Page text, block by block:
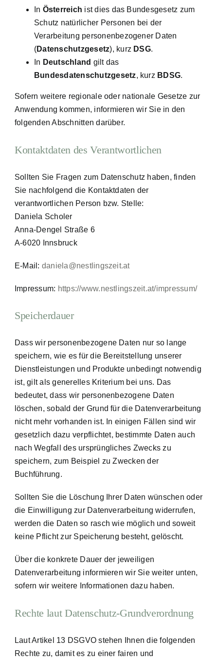
In Österreich ist dies das Bundesgesetz zum
Schutz natürlicher Personen bei der
Verarbeitung personenbezogener Daten
(Datenschutzgesetz), kurz DSG.
In Deutschland gilt das
Bundesdatenschutzgesetz, kurz BDSG.
Sofern weitere regionale oder nationale Gesetze zur
Anwendung kommen, informieren wir Sie in den
folgenden Abschnitten darüber.
Kontaktdaten des Verantwortlichen
Sollten Sie Fragen zum Datenschutz haben, finden
Sie nachfolgend die Kontaktdaten der
verantwortlichen Person bzw. Stelle:
Daniela Scholer
Anna-Dengel Straße 6
A-6020 Innsbruck
E-Mail: daniela@nestlingszeit.at
Impressum: https://www.nestlingszeit.at/impressum/
Speicherdauer
Dass wir personenbezogene Daten nur so lange
speichern, wie es für die Bereitstellung unserer
Dienstleistungen und Produkte unbedingt notwendig
ist, gilt als generelles Kriterium bei uns. Das
bedeutet, dass wir personenbezogene Daten
löschen, sobald der Grund für die Datenverarbeitung
nicht mehr vorhanden ist. In einigen Fällen sind wir
gesetzlich dazu verpflichtet, bestimmte Daten auch
nach Wegfall des ursprüngliches Zwecks zu
speichern, zum Beispiel zu Zwecken der
Buchführung.
Sollten Sie die Löschung Ihrer Daten wünschen oder
die Einwilligung zur Datenverarbeitung widerrufen,
werden die Daten so rasch wie möglich und soweit
keine Pflicht zur Speicherung besteht, gelöscht.
Über die konkrete Dauer der jeweiligen
Datenverarbeitung informieren wir Sie weiter unten,
sofern wir weitere Informationen dazu haben.
Rechte laut Datenschutz-Grundverordnung
Laut Artikel 13 DSGVO stehen Ihnen die folgenden
Rechte zu, damit es zu einer fairen und